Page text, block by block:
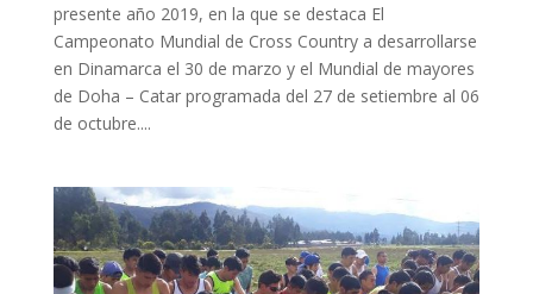
presente año 2019, en la que se destaca El
Campeonato Mundial de Cross Country a desarrollarse
en Dinamarca el 30 de marzo y el Mundial de mayores
de Doha – Catar programada del 27 de setiembre al 06
de octubre....